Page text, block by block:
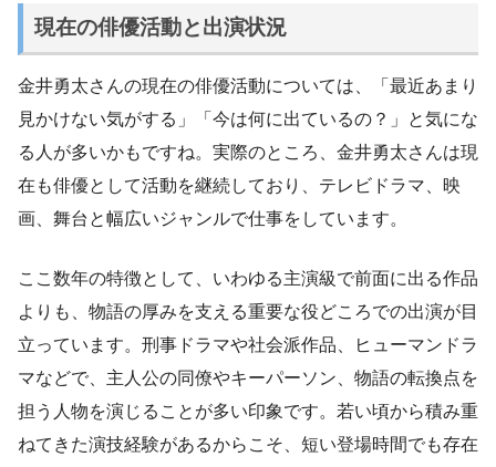
現在の俳優活動と出演状況
金井勇太さんの現在の俳優活動については、「最近あまり
見かけない気がする」「今は何に出ているの？」と気にな
る人が多いかもですね。実際のところ、金井勇太さんは現
在も俳優として活動を継続しており、テレビドラマ、映
画、舞台と幅広いジャンルで仕事をしています。
ここ数年の特徴として、いわゆる主演級で前面に出る作品
よりも、物語の厚みを支える重要な役どころでの出演が目
立っています。刑事ドラマや社会派作品、ヒューマンドラ
マなどで、主人公の同僚やキーパーソン、物語の転換点を
担う人物を演じることが多い印象です。若い頃から積み重
ねてきた演技経験があるからこそ、短い登場時間でも存在